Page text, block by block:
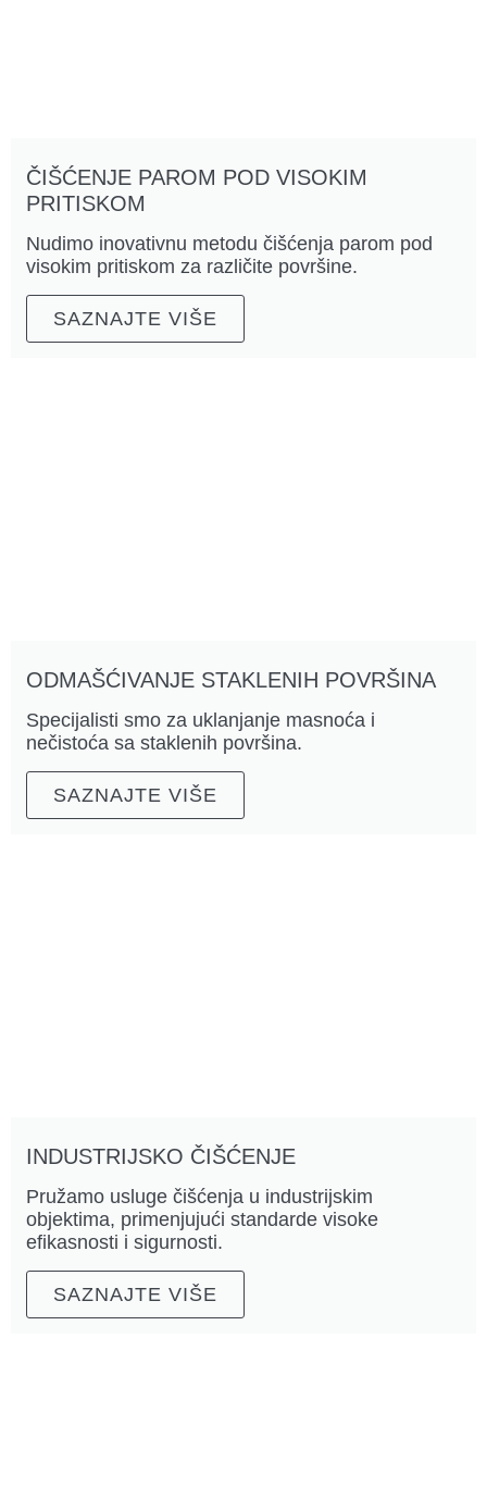
ČIŠĆENJE PAROM POD VISOKIM
PRITISKOM
Nudimo inovativnu metodu čišćenja parom pod
visokim pritiskom za različite površine.
SAZNAJTE VIŠE
ODMAŠĆIVANJE STAKLENIH POVRŠINA
Specijalisti smo za uklanjanje masnoća i
nečistoća sa staklenih površina.
SAZNAJTE VIŠE
INDUSTRIJSKO ČIŠĆENJE
Pružamo usluge čišćenja u industrijskim
objektima, primenjujući standarde visoke
efikasnosti i sigurnosti.
SAZNAJTE VIŠE